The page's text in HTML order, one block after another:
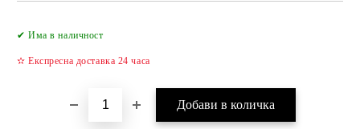
✔ Има в наличност
✫ Експресна доставка 24 часа